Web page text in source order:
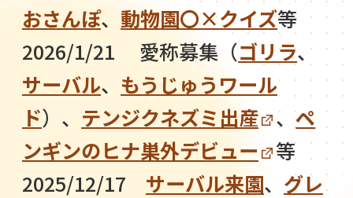
おさんぽ、 動物園〇×クイズ等
2026/1/21 愛称募集（ゴリラ、
サーバル、 もうじゅうワール
ド）、 テンジクネズミ出産 、ペ
ンギンのヒナ巣外デビュー
等
2025/12/17 サーバル来園、グレ